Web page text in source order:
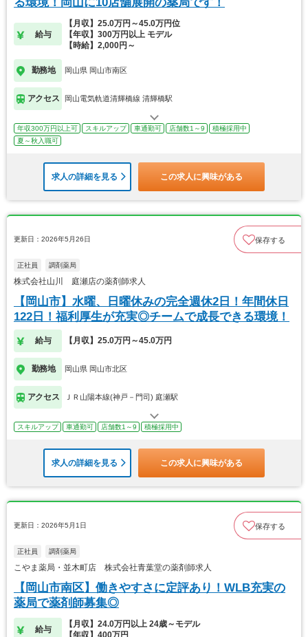
給与
【月収】25.0万円～45.0万円位
【年収】300万円以上 モデル
【時給】2,000円～
勤務地 岡山県 岡山市南区
アクセス 岡山電気軌道清輝橋線 清輝橋駅
年収300万円以上可 スキルアップ 車通勤可 店舗数1～9
積極採用中
夏～秋入職可
求人の詳細を見る この求人に興味がある
更新日：2026年5月26日 保存する
正社員 調剤薬局
株式会社山川 庭瀬店の薬剤師求人
【岡山市】水曜、日曜休みの完全週休2日！年間休日
122日！福利厚生が充実◎チームで成長できる環境！
給与 【月収】25.0万円～45.0万円
勤務地 岡山県 岡山市北区
アクセス ＪＲ山陽本線(神戸－門司) 庭瀬駅
スキルアップ 車通勤可 店舗数1～9 積極採用中
求人の詳細を見る この求人に興味がある
更新日：2026年5月1日 保存する
正社員 調剤薬局
こやま薬局・並木町店 株式会社青葉堂の薬剤師求人
【岡山市南区】働きやすさに定評あり！WLB充実の
薬局で薬剤師募集◎
給与
【月収】24.0万円以上 24歳～モデル
【年収】400万円